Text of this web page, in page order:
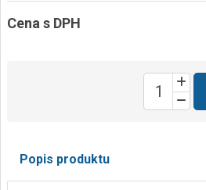
Cena s DPH
Popis produktu